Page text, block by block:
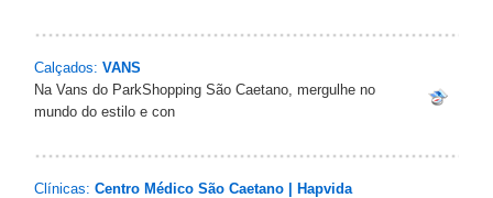
Calçados: VANS
Na Vans do ParkShopping São Caetano, mergulhe no
mundo do estilo e con
Clínicas: Centro Médico São Caetano | Hapvida